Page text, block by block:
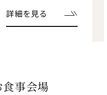
詳細を見る
食事会場